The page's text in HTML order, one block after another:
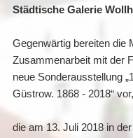
Städtische Galerie
Gegenwärtig bereiten die
Zusammenarbeit mit der
neue Sonderausstellung
Güstrow. 1868 - 2018“ vor,
die am 13. Juli 2018 in